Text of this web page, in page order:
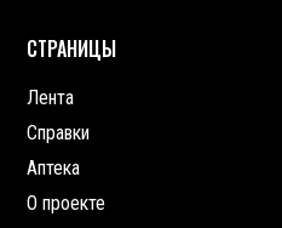
СТРАНИЦЫ
Лента
Справки
Аптека
О проекте